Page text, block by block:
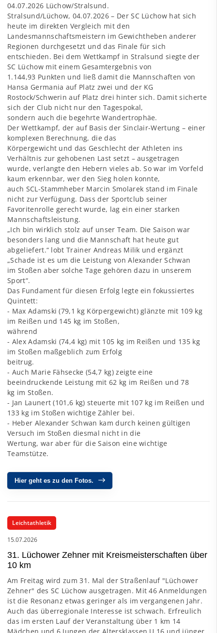
04.07.2026 Lüchow/Stralsund.
Stralsund/Lüchow, 04.07.2026 – Der SC Lüchow hat sich
heute im direkten Vergleich mit den
Landesmannschaftsmeistern im Gewichtheben anderer
Regionen durchgesetzt und das Finale für sich
entschieden. Bei dem Wettkampf in Stralsund siegte der
SC Lüchow mit einem Gesamtergebnis von
1.144,93 Punkten und ließ damit die Mannschaften von
Hansa Germania auf Platz zwei und der KG
Rostock/Schwerin auf Platz drei hinter sich. Damit sicherte
sich der Club nicht nur den Tagespokal,
sondern auch die begehrte Wandertrophäe.
Der Wettkampf, der auf Basis der Sinclair-Wertung – einer
komplexen Berechnung, die das
Körpergewicht und das Geschlecht der Athleten ins
Verhältnis zur gehobenen Last setzt – ausgetragen
wurde, verlangte den Hebern vieles ab. So war im Vorfeld
kaum erkennbar, wer den Sieg holen konnte,
auch SCL-Stammheber Marcin Smolarek stand im Finale
nicht zur Verfügung. Dass der Sportclub seiner
Favoritenrolle gerecht wurde, lag ein einer starken
Mannschaftsleistung.
„Ich bin wirklich stolz auf unser Team. Die Saison war
besonders lang und die Mannschaft hat heute gut
abgeliefert.“ lobt Trainer Andreas Milik und ergänzt
„Schade ist es um die Leistung von Alexander Schwan
im Stoßen aber solche Tage gehören dazu in unserem
Sport“.
Das Fundament für diesen Erfolg legte ein fokussiertes
Quintett:
- Max Adamski (79,1 kg Körpergewicht) glänzte mit 109 kg
im Reißen und 145 kg im Stoßen,
während
- Alex Adamski (74,4 kg) mit 105 kg im Reißen und 135 kg
im Stoßen maßgeblich zum Erfolg
beitrug.
- Auch Marie Fähsecke (54,7 kg) zeigte eine
beeindruckende Leistung mit 62 kg im Reißen und 78
kg im Stoßen.
- Jan Launert (101,6 kg) steuerte mit 107 kg im Reißen und
133 kg im Stoßen wichtige Zähler bei.
- Heber Alexander Schwan kam durch keinen gültigen
Versuch im Stoßen diesmal nicht in die
Wertung, war aber für die Saison eine wichtige
Teamstütze.
Hier geht es zu den Fotos.
Leichtathletik
15.07.2026
31. Lüchower Zehner mit Kreismeisterschaften über
10 km
Am Freitag wird zum 31. Mal der Straßenlauf "Lüchower
Zehner" des SC Lüchow ausgetragen. Mit 46 Anmeldungen
ist die Resonanz etwas geringer als im vergangenen Jahr.
Auch das überregionale Interesse ist schwach. Erfreulich
das im ersten Lauf der Veranstaltung über 1 km 14
Mädchen und 6 Jungen der Altersklassen U 16 und jünger